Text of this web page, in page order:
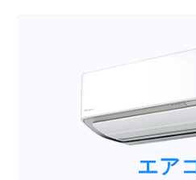
エア